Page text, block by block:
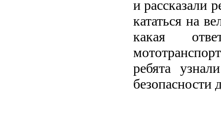
и рассказали
кататься на
какая
ребята